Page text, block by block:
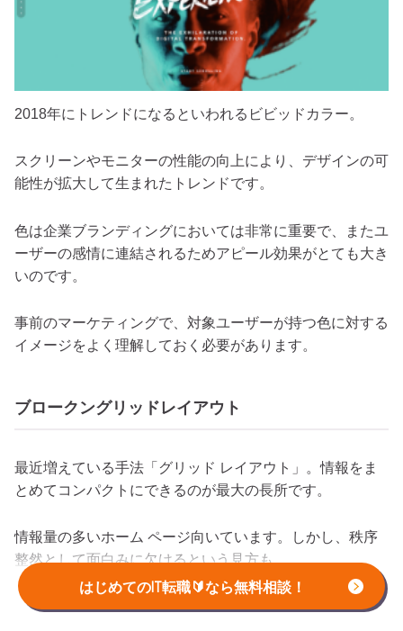
はじめてのIT転職🔰なら無料相談！
2018年にトレンドになるといわれるビビッドカラー。
スクリーンやモニターの性能の向上により、デザインの可
能性が拡大して生まれたトレンドです。
色は企業ブランディングにおいては非常に重要で、またユ
ーザーの感情に連結されるためアピール効果がとても大き
いのです。
事前のマーケティングで、対象ユーザーが持つ色に対する
イメージをよく理解しておく必要があります。
ブロークングリッドレイアウト
最近増えている手法「グリッド レイアウト」。情報をま
とめてコンパクトにできるのが最大の長所です。
情報量の多いホーム ページ向いています。しかし、秩序
整然として面白みに欠けるという見方も。
そこで登場したのが、「ブロークングリッド レイアウ